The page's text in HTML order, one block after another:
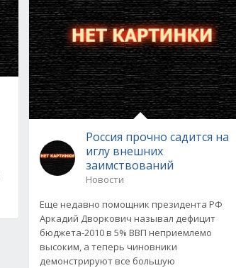
Россия прочно садится на
иглу внешних
заимствований
Новости
Еще недавно помощник президента РФ
Аркадий Дворкович называл дефицит
бюджета-2010 в 5% ВВП неприемлемо
высоким, а теперь чиновники
демонстрируют все большую